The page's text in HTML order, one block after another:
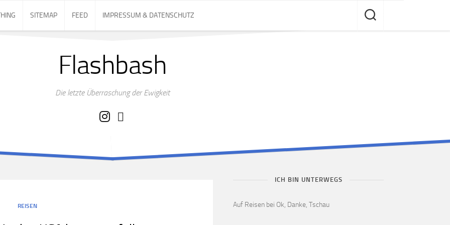
SITEMAP FEED IMPRESSUM & DATENSCHUTZ
Flashbash
Die letzte Überraschung der Ewigkeit
REISEN
ICH BIN UNTERWEGS
Auf Reisen bei Ok, Danke, Tschau